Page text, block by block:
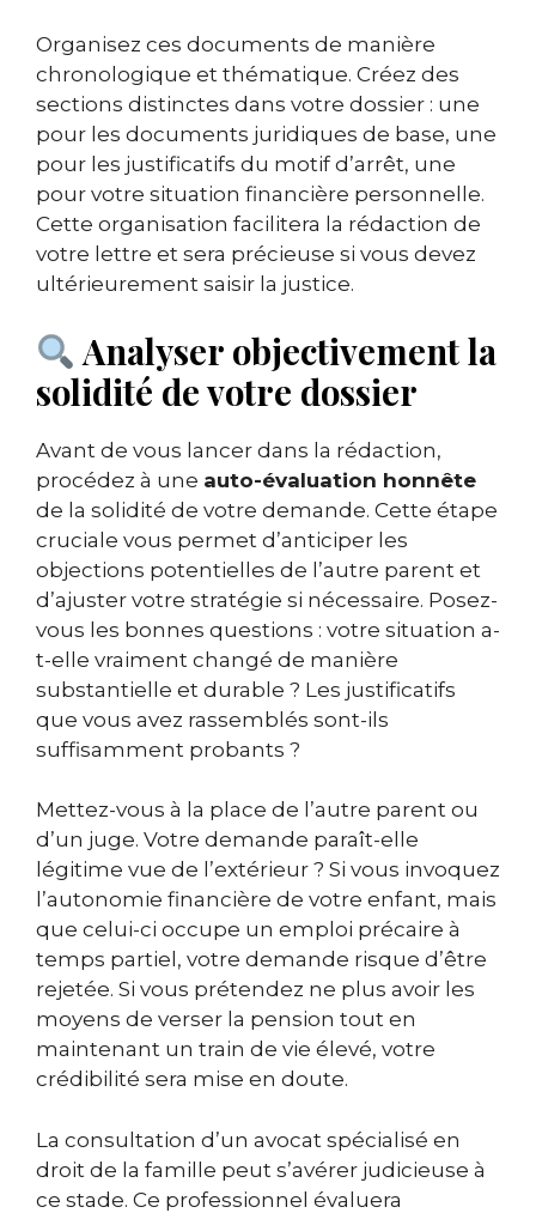
Organisez ces documents de manière
chronologique et thématique. Créez des
sections distinctes dans votre dossier : une
pour les documents juridiques de base, une
pour les justificatifs du motif d’arrêt, une
pour votre situation financière personnelle.
Cette organisation facilitera la rédaction de
votre lettre et sera précieuse si vous devez
ultérieurement saisir la justice.
Analyser objectivement la
solidité de votre dossier
Avant de vous lancer dans la rédaction,
procédez à une auto-évaluation honnête
de la solidité de votre demande. Cette étape
cruciale vous permet d’anticiper les
objections potentielles de l’autre parent et
d’ajuster votre stratégie si nécessaire. Posez-
vous les bonnes questions : votre situation a-
t-elle vraiment changé de manière
substantielle et durable ? Les justificatifs
que vous avez rassemblés sont-ils
suffisamment probants ?
Mettez-vous à la place de l’autre parent ou
d’un juge. Votre demande paraît-elle
légitime vue de l’extérieur ? Si vous invoquez
l’autonomie financière de votre enfant, mais
que celui-ci occupe un emploi précaire à
temps partiel, votre demande risque d’être
rejetée. Si vous prétendez ne plus avoir les
moyens de verser la pension tout en
maintenant un train de vie élevé, votre
crédibilité sera mise en doute.
La consultation d’un avocat spécialisé en
droit de la famille peut s’avérer judicieuse à
ce stade. Ce professionnel évaluera